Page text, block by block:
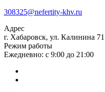
308325@nefertity-khv.ru
Адрес
г. Хабаровск, ул. Калинина 71
Режим работы
Ежедневно: с 9:00 до 21:00